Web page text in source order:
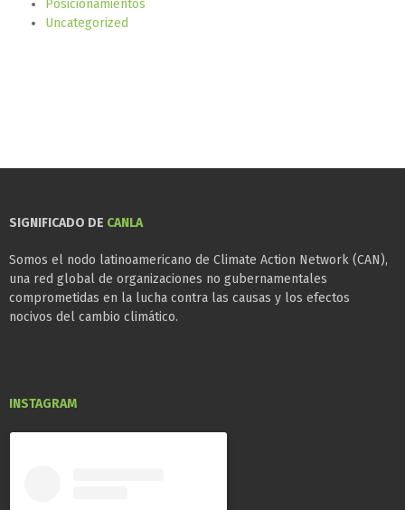
Posicionamientos
Uncategorized
SIGNIFICADO DE CANLA
Somos el nodo latinoamericano de Climate Action Network (CAN),
una red global de organizaciones no gubernamentales
comprometidas en la lucha contra las causas y los efectos
nocivos del cambio climático.
INSTAGRAM